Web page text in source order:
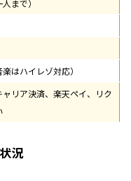
まで）
はハイレゾ対応）
リア決済、楽天ペイ、リク
況